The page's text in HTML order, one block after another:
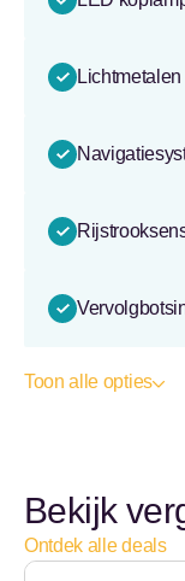
Toon alle opties
Bekijk
Ontdek alle deals